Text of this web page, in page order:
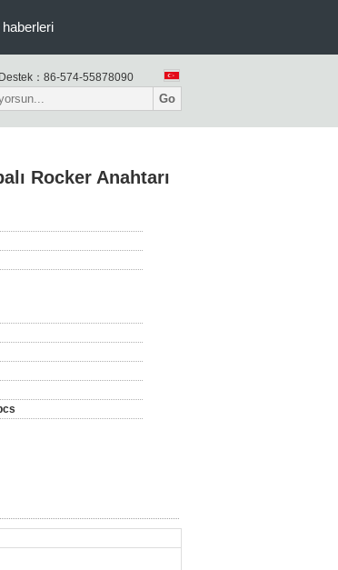
： 86-574-55878090
Go
Rocker Anahtarı